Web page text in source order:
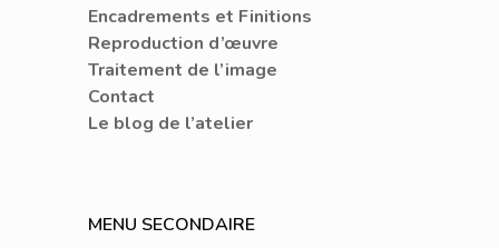
Encadrements et Finitions
Reproduction d’œuvre
Traitement de l’image
Contact
Le blog de l’atelier
MENU SECONDAIRE